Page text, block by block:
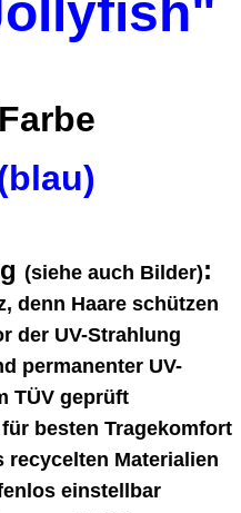
(siehe auch Bilder):
denn Haare schützen
der UV-Strahlung
permanenter UV-
TÜV geprüft
besten Tragekomfort
recycelten Materialien
einstellbar